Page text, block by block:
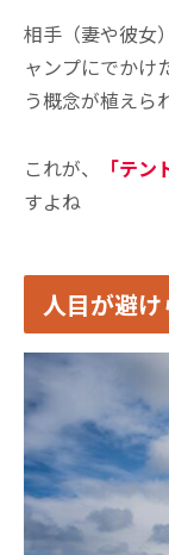
相手（妻や彼女
ャンプにでかけ
う概念が植えら
これが、 「テン
すよね
人目が避け